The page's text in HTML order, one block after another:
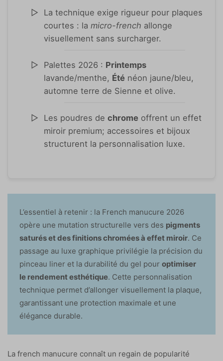
La technique exige rigueur pour plaques
courtes : lamicro-french allonge
visuellement sans surcharger.
Palettes 2026 : Printemps
lavande/menthe, Été néon jaune/bleu,
automne terre de Sienne et olive.
Les poudres dechrome offrent un effet
miroir premium; accessoires et bijoux
structurent la personnalisation luxe.
L’essentiel à retenir : la French manucure 2026
opère une mutation structurelle vers des pigments
saturés et des finitions chromées à effet miroir. Ce
passage au luxe graphique privilégie la précision du
pinceau liner et la durabilité du gel pour optimiser
le rendement esthétique. Cette personnalisation
technique permet d’allonger visuellement la plaque,
garantissant une protection maximale et une
élégance durable.
La french manucure connaît un regain de popularité